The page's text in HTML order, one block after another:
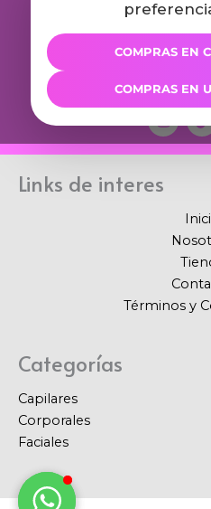
COMPRAS EN
COMPRAS EN
I
n
s
t
g
m
T
i
k
t
Links de interes
Términos y
Categorías
Capilares
Corporales
Faciales